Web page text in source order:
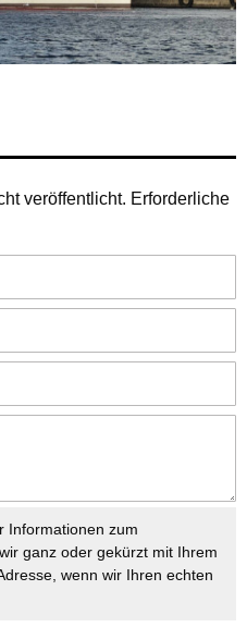
veröffentlicht. Erforderliche
Informationen zum
ganz oder gekürzt mit Ihrem
wenn wir Ihren echten